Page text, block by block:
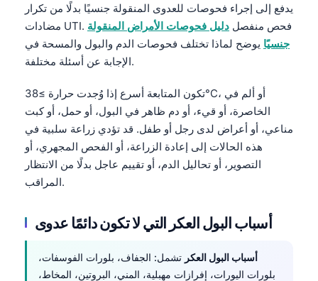
يدفع إلى إجراء فحوصات للعدوى المنقولة جنسيًا بدلًا من تكرار
مضادات UTI. فحص منفصل دليل فحوصات الأمراض المنقولة
جنسيًا يوضح لماذا تختلف فحوصات الدم والبول والمسحة في
الإجابة عن أسئلة مختلفة.
تكون المتابعة أسرع إذا وُجدت حرارة ≥38°C، أو ألم في
الخاصرة، أو قيء، أو دم ظاهر في البول، أو حمل، أو كبت
مناعي، أو أعراض لدى رجل أو طفل. قد تؤدي زراعة سلبية في
هذه الحالات إلى إعادة الزراعة، أو الفحص المجهري، أو
التصوير، أو تحاليل الدم، أو تقييم عاجل بدلًا من الانتظار
المراقب.
أسباب البول العكر التي لا تكون دائمًا عدوى
أسباب البول العكر تشمل: الجفاف، بلورات الفوسفات،
بلورات اليورات، إفرازات مهبلية، المني، البروتين، المخاط،
हिन्दी
Հայերեն
Српски језик
Svenska
Bosanski
Azərbaycan dili
日本語
Čeština
ქართული